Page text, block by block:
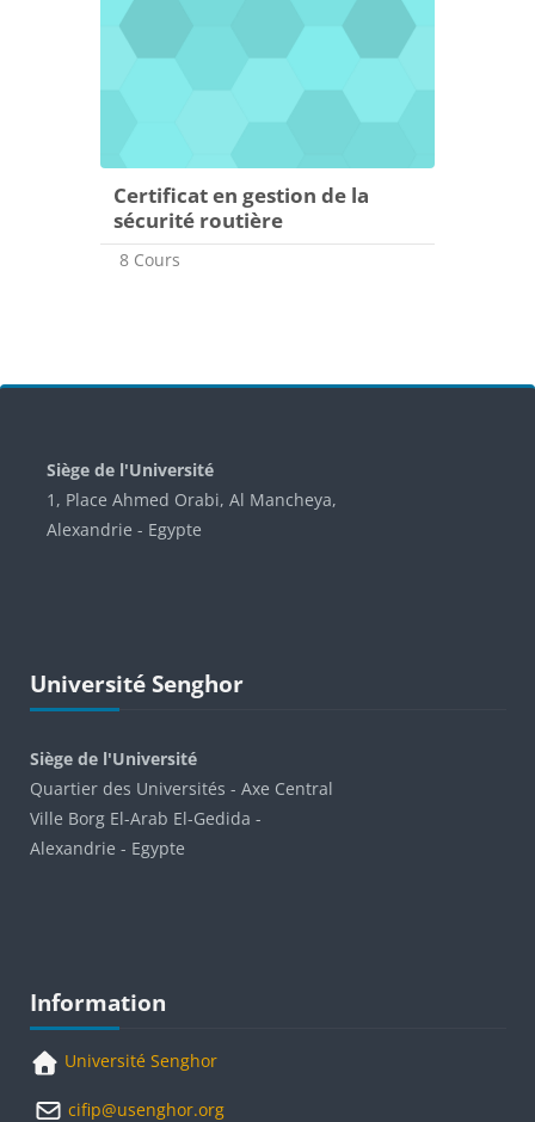
Certificat en gestion de la
sécurité routière
8 Cours
Siège de l'Université
1, Place Ahmed Orabi, Al Mancheya,
Alexandrie - Egypte
Université Senghor
Siège de l'Université
Quartier des Universités - Axe Central
Ville Borg El-Arab El-Gedida -
Alexandrie - Egypte
Blocs
Information
Université Senghor
cifip@usenghor.org